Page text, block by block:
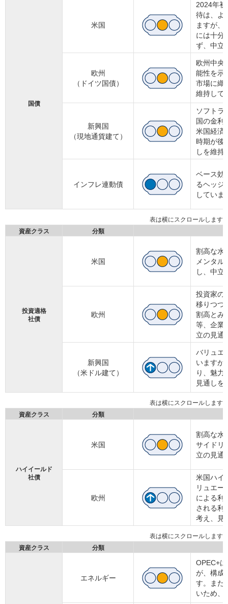
国債
米国
2024年
待は、よ
ますが、
には十分
ず、中立
欧州
（ドイツ国債）
欧州中央
能性を示
市場に織
維持して
新興国
（現地通貨建て）
ソフトラ
国の金利
米国経済
時期が後
しを維持
インフレ連動債
ベース効
るヘッジ
していま
資産クラス 分類
投資適格
社債
米国
割高な水
メンタル
し、中立
欧州
投資家の
移りつつ
割高とみ
等、企業
立の見通
新興国
（米ドル建て）
バリュエ
いますが
り、魅力
見通しを
資産クラス 分類
ハイイールド
社債
米国
割高な水
サイドリ
立の見通
欧州
米国ハイ
リュエー
による利
される利
考え、見
資産クラス 分類
エネルギー
OPEC+
が、構成
す。また
いため、